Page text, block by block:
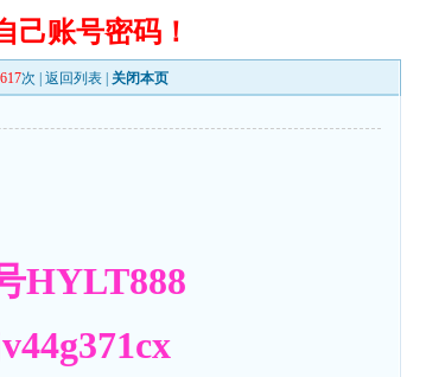
账号密码！
次 |返回列表 关闭本页
HYLT888